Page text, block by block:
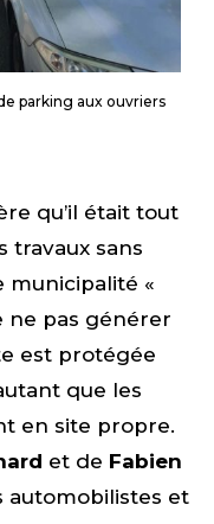
parking aux ouvriers
qu’il était tout
travaux sans
municipalité «
ne pas générer
est protégée
que les
en site propre.
et de Fabien
automobilistes et